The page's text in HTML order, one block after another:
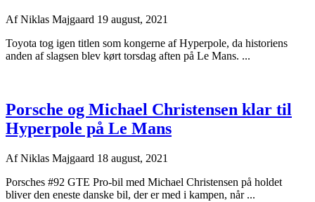
AfNiklas Majgaard 19 august, 2021
Toyota tog igen titlen som kongerne af Hyperpole, da historiens
anden af slagsen blev kørt torsdag aften på Le Mans. ...
Porsche og Michael Christensen klar til
Hyperpole på Le Mans
AfNiklas Majgaard 18 august, 2021
Porsches #92 GTE Pro-bil med Michael Christensen på holdet
bliver den eneste danske bil, der er med i kampen, når ...